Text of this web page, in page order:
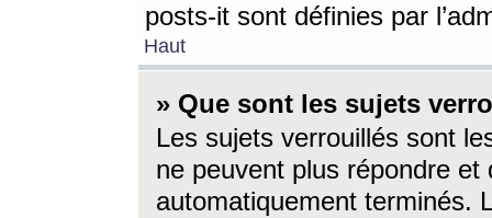
posts-it sont définies par
Haut
» Que sont les sujets
Les sujets verrouillés sont
ne peuvent plus répondre
automatiquement terminés.